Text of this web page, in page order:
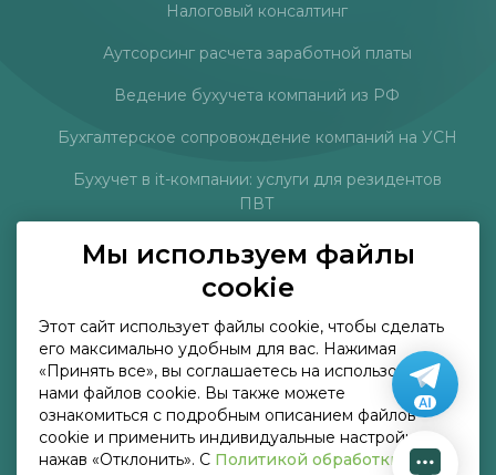
Налоговый консалтинг
Аутсорсинг расчета заработной платы
Ведение бухучета компаний из РФ
Бухгалтерское сопровождение компаний на УСН
Бухучет в it-компании: услуги для резидентов
ПВТ
Услуги главного бухгалтера на аутсорсинге
Готовая учётная политика для организаций
Тарифы
Расчёт стоимости
О компании
Мы используем файлы
cookie
Этот сайт использует файлы cookie, чтобы сделать
его максимально удобным для вас. Нажимая
«Принять все», вы соглашаетесь на использование
нами файлов cookie. Вы также можете
ознакомиться с подробным описанием файлов
cookie и применить индивидуальные настройки,
нажав «Отклонить». С Политикой обработки